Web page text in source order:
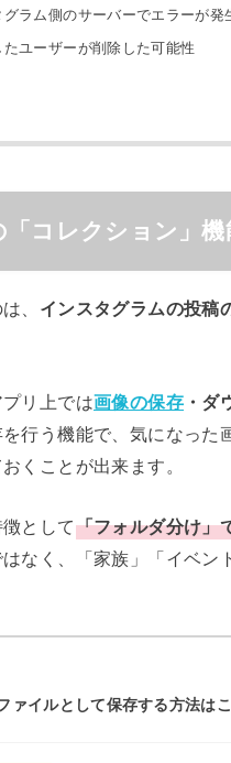
グラム側のサーバーでエラーが発
たユーザーが削除した可能性
コレクション」機
、 インスタグラムの投稿
リ上では画像の保存 ・ダ
行う機能で、気になっ
くことが出来ます。
として「フォルダ分け」
なく、「家族」「イベン
イルとして保存する方法はこ